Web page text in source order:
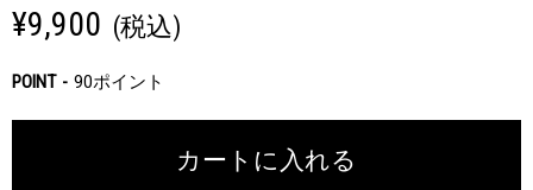
¥9,900 (税込)
POINT 90ポイント
カートに入れる